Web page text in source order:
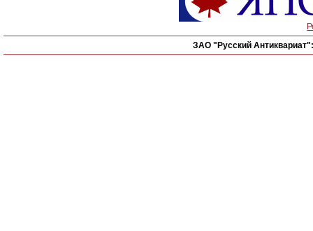
ЗАО "Русский Антиквариат":